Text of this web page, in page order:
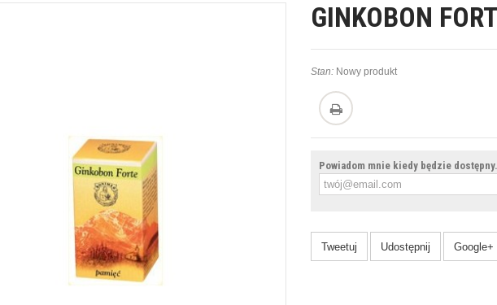
GINKOBON
Stan: Nowy produkt
Powiadom mnie kiedy będzie
Tweetuj Udostępnij Google+